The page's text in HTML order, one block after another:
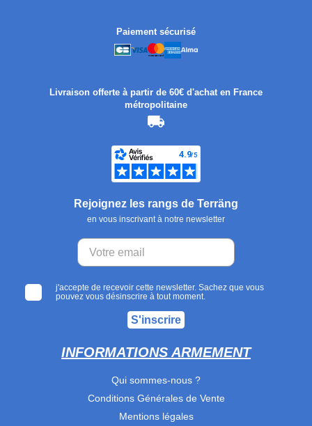
Paiement sécurisé
Livraison offerte à partir de 60€ d'achat en France
métropolitaine
Rejoignez les rangs de Terräng
en vous inscrivant à notre newsletter
j'accepte de recevoir cette newsletter. Sachez que vous
pouvez vous désinscrire à tout moment.
S'inscrire
INFORMATIONS ARMEMENT
Qui sommes-nous ?
Conditions Générales de Vente
Mentions légales